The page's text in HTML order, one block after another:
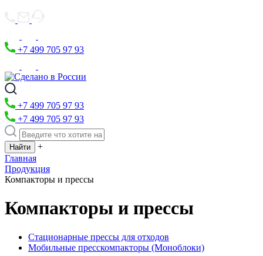
+7 499 705 97 93
+7 499 705 97 93
+7 499 705 97 93
+
Главная
Продукция
Компакторы и прессы
Компакторы и прессы
Стационарные прессы для отходов
Мобильные пресскомпакторы (Моноблоки)